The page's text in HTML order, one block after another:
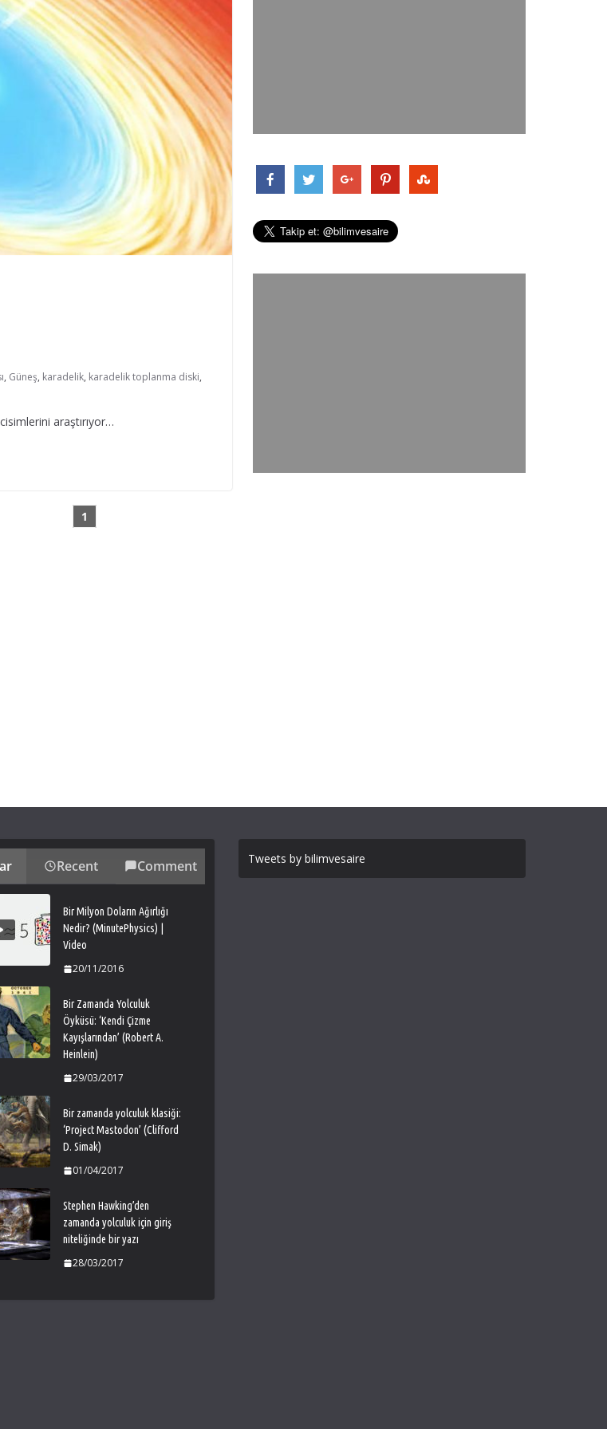
, Güneş, karadelik, karadelik toplanma diski,
araştırıyor…
1
Recent Comment
Bir Milyon Doların Ağırlığı
Nedir? (MinutePhysics) |
Video
20/11/2016
Bir Zamanda Yolculuk
Öyküsü: ‘Kendi Çizme
Kayışlarından’ (Robert A.
Heinlein)
29/03/2017
Bir zamanda yolculuk klasiği:
‘Project Mastodon’ (Clifford
D. Simak)
01/04/2017
Stephen Hawking’den
zamanda yolculuk için giriş
niteliğinde bir yazı
28/03/2017
Tweets by bilimvesaire